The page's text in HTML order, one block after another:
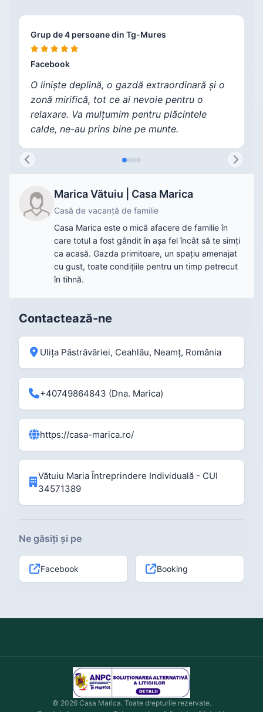
Grup de 4 persoane din Tg-Mures
Facebook
O liniște deplină, o gazdă extraordinară și o
zonă mirifică, tot ce ai nevoie pentru o
relaxare. Va mulțumim pentru plăcintele
calde, ne-au prins bine pe munte.
Marica Vătuiu | Casa Marica
Casă de vacanță de familie
Casa Marica este o mică afacere de familie în
care totul a fost gândit în așa fel încât să te simți
ca acasă. Gazda primitoare, un spațiu amenajat
cu gust, toate condițiile pentru un timp petrecut
în tihnă.
Contactează-ne
Ulița Păstrăvăriei, Ceahlău, Neamț, România
+40749864843 (Dna. Marica)
https://casa-marica.ro/
Vătuiu Maria Întreprindere Individuală - CUI
34571389
Ne găsiți și pe
Facebook Booking
© 2026 Casa Marica. Toate drepturile rezervate.